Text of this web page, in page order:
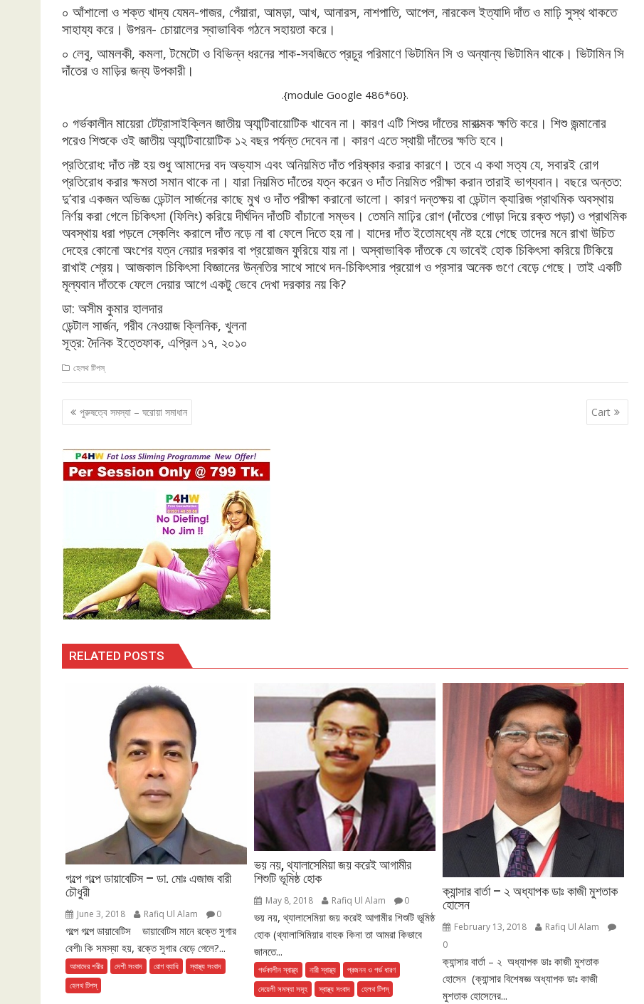
০ আঁশালো ও শক্ত খাদ্য যেমন-গাজর, পেঁয়ারা, আমড়া, আখ, আনারস, নাশপাতি, আপেল, নারকেল ইত্যাদি দাঁত ও মাঢ়ি সুস্থ থাকতে
সাহায্য করে। উপরন- চোয়ালের স্বাভাবিক গঠনে সহায়তা করে।
০ লেবু, আমলকী, কমলা, টমেটো ও বিভিন্ন ধরনের শাক-সবজিতে প্রচুর পরিমাণে ভিটামিন সি ও অন্যান্য ভিটামিন থাকে। ভিটামিন সি
দাঁতের ও মাড়ির জন্য উপকারী।
.{module Google 486*60}.
০ গর্ভকালীন মায়েরা টেট্রাসাইক্লিন জাতীয় অ্যান্টিবায়োটিক খাবেন না। কারণ এটি শিশুর দাঁতের মারাত্মক ক্ষতি করে। শিশু জন্মানোর
পরেও শিশুকে ওই জাতীয় অ্যান্টিবায়োটিক ১২ বছর পর্যন্ত দেবেন না। কারণ এতে স্থায়ী দাঁতের ক্ষতি হবে।
প্রতিরোধ: দাঁত নষ্ট হয় শুধু আমাদের বদ অভ্যাস এবং অনিয়মিত দাঁত পরিষ্কার করার কারণে। তবে এ কথা সত্য যে, সবারই রোগ
প্রতিরোধ করার ক্ষমতা সমান থাকে না। যারা নিয়মিত দাঁতের যত্ন করেন ও দাঁত নিয়মিত পরীক্ষা করান তারাই ভাগ্যবান। বছরে অন্তত:
দু’বার একজন অভিজ্ঞ ডেন্টাল সার্জনের কাছে মুখ ও দাঁত পরীক্ষা করানো ভালো। কারণ দন্তক্ষয় বা ডেন্টাল ক্যারিজ প্রাথমিক অবস্থায়
নির্ণয় করা গেলে চিকিৎসা (ফিলিং) করিয়ে দীর্ঘদিন দাঁতটি বাঁচানো সম্ভব। তেমনি মাঢ়ির রোগ (দাঁতের গোড়া দিয়ে রক্ত পড়া) ও প্রাথমিক
অবস্থায় ধরা পড়লে স্কেলিং করালে দাঁত নড়ে না বা ফেলে দিতে হয় না। যাদের দাঁত ইতোমধ্যে নষ্ট হয়ে গেছে তাদের মনে রাখা উচিত
দেহের কোনো অংশের যত্ন নেয়ার দরকার বা প্রয়োজন ফুরিয়ে যায় না। অস্বাভাবিক দাঁতকে যে ভাবেই হোক চিকিৎসা করিয়ে টিকিয়ে
রাখাই শ্রেয়। আজকাল চিকিৎসা বিজ্ঞানের উন্নতির সাথে সাথে দন-চিকিৎসার প্রয়োগ ও প্রসার অনেক গুণে বেড়ে গেছে। তাই একটি
মূল্যবান দাঁতকে ফেলে দেয়ার আগে একটু ভেবে দেখা দরকার নয় কি?
ডা: অসীম কুমার হালদার
ডেন্টাল সার্জন, গরীব নেওয়াজ ক্লিনিক, খুলনা
সূত্র: দৈনিক ইত্তেফাক, এপ্রিল ১৭, ২০১০
হেলথ টিপস্
Post
navigation
পুরুষত্বে সমস্যা – ঘরোয়া সমাধান Cart
RELATED POSTS
গল্পে গল্পে ডায়াবেটিস – ডা. মোঃ এজাজ বারী
চৌধুরী
June 3, 2018 Rafiq Ul Alam 0
গল্পে গল্পে ডায়াবেটিস ডায়াবেটিস মানে রক্তে সুগার
বেশী৷ কি সমস্যা হয়, রক্তে সুগার বেড়ে গেলে?...
আমাদের শরীর দেশী সংবাদ রোগ ব্যাধি
স্বাস্থ্য সংবাদ
হেলথ টিপস্
ভয় নয়, থ্যালাসেমিয়া জয় করেই আগামীর
শিশুটি ভূমিষ্ঠ হোক
May 8, 2018 Rafiq Ul Alam 0
ভয় নয়, থ্যালাসেমিয়া জয় করেই আগামীর শিশুটি ভূমিষ্ঠ
হোক (থ্যালাসিমিয়ার বাহক কিনা তা আমরা কিভাবে
জানতে...
গর্ভকালীন স্বাস্থ্য নারী স্বাস্থ্য
প্রজনন ও গর্ভ ধারণ
মেয়েলী সমস্যা সমূহ
স্বাস্থ্য সংবাদ হেলথ টিপস্
ক্যান্সার বার্তা – ২ অধ্যাপক ডাঃ কাজী মুশতাক
হোসেন
February 13, 2018
Rafiq Ul Alam
0
ক্যান্সার বার্তা – ২ অধ্যাপক ডাঃ কাজী মুশতাক
হোসেন (ক্যান্সার বিশেষজ্ঞ অধ্যাপক ডাঃ কাজী
মুশতাক হোসেনের...